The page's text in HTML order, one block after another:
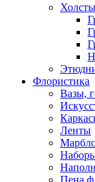
Холсты
Флористика
Вазы,
Ленты
Марблс
Пена